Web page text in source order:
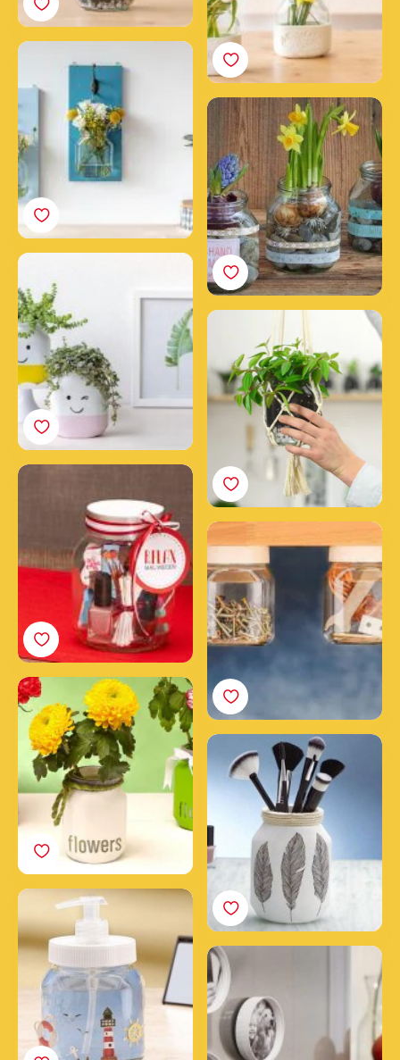
con tarros de Nutella®
vacíos.
Tarro de Nutella® vacío
de primavera | Idea
"Hazlo tu mismo"
Nutella® felices y
colgante con un tarro
vacío de Nutella®
tarro de Nutella®
Cómo hacer un florero
increíble con Nutella®
Tres pasos para crear un
tarro para maquillaje
con un tarro vacío de
Nutella®
Crea un dispensador de
jabón con un tarro de
Nutella®
Enmarca tus fotos con
las tapas de Nutella®